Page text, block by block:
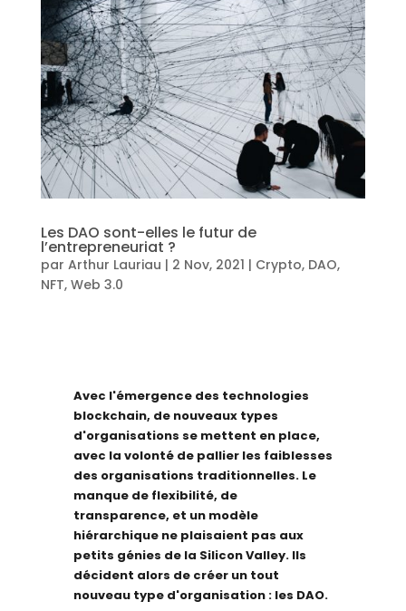
Les DAO sont-elles le futur de
l’entrepreneuriat ?
par Arthur Lauriau | 2 Nov, 2021 | Crypto, DAO,
NFT, Web 3.0
Avec l'émergence des technologies
blockchain, de nouveaux types
d'organisations se mettent en place,
avec la volonté de pallier les faiblesses
des organisations traditionnelles. Le
manque de flexibilité, de
transparence, et un modèle
hiérarchique ne plaisaient pas aux
petits génies de la Silicon Valley. Ils
décident alors de créer un tout
nouveau type d'organisation : les DAO.